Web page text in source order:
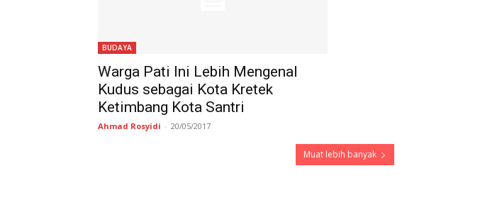
BUDAYA
Warga Pati Ini Lebih Mengenal
Kudus sebagai Kota Kretek
Ketimbang Kota Santri
Ahmad Rosyidi - 20/05/2017
Muat lebih banyak